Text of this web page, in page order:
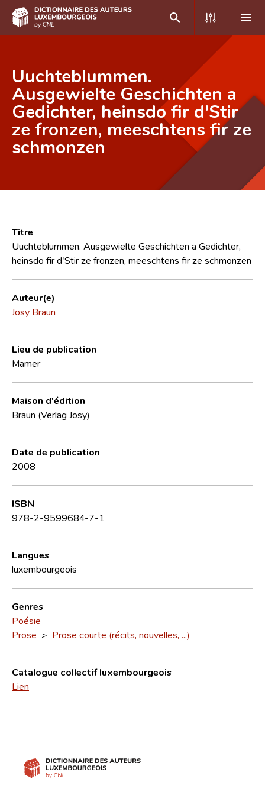
DE FR
Accueil
Auteur(e)s A-Z
Recherche avancée
Équipe scientifique
Contact
Uuchteblummen.
Ausgewielte Geschichten a
Gedichter, heinsdo fir d'Stir
ze fronzen, meeschtens fir ze
schmonzen
Titre
Uuchteblummen. Ausgewielte Geschichten a Gedichter,
heinsdo fir d'Stir ze fronzen, meeschtens fir ze schmonzen
Auteur(e)
Josy Braun
Lieu de publication
Mamer
Maison d'édition
Braun (Verlag Josy)
Date de publication
2008
ISBN
978-2-9599684-7-1
Langues
luxembourgeois
Genres
Poésie
Prose > Prose courte (récits, nouvelles, ...)
Catalogue collectif luxembourgeois
Lien